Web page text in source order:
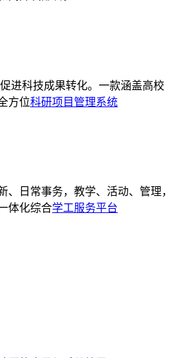
进科技成果转化。一款涵盖高校
方位科研项目管理系统
、日常事务，教学、活动、管理，
体化综合学工服务平台